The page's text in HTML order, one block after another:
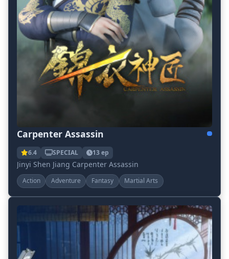
Carpenter Assassin
6.4 SPECIAL 13 ep
Jinyi Shen Jiang Carpenter Assassin
Action Adventure Fantasy Martial Arts